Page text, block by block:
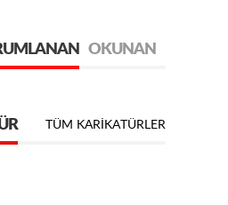
OKUNAN
TÜM KARIKATÜRLER